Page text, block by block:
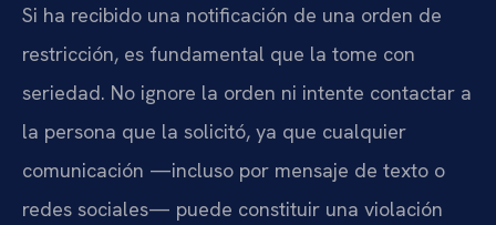
Si ha recibido una notificación de una orden de
restricción, es fundamental que la tome con
seriedad. No ignore la orden ni intente contactar a
la persona que la solicitó, ya que cualquier
comunicación —incluso por mensaje de texto o
redes sociales— puede constituir una violación